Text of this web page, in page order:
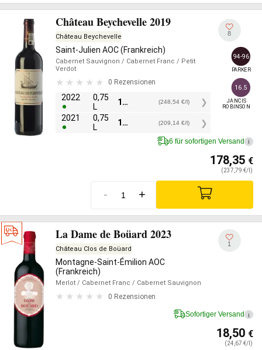
Château Beychevelle 2019
Château Beychevelle
Saint-Julien AOC (Frankreich)
Cabernet Sauvignon / Cabernet Franc / Petit
Verdot
0 Rezensionen
2022
0,75
L
186,40 (248,54 €/l)
2021
0,75
L
156,85 (209,14 €/l)
8
94-96
PARKER
16.5
JANCIS
ROBINSON
6 für sofortigen Versand i
178,35 €
(237,79 €/l)
- +
La Dame de Boüard 2023
Château Clos de Boüard
Montagne-Saint-Émilion AOC
(Frankreich)
Merlot / Cabernet Franc / Cabernet Sauvignon
0 Rezensionen
1
Sofortiger Versand i
18,50 €
(24,67 €/l)